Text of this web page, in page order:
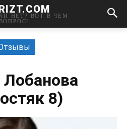
НЕТ? ВОТ В ЧЕМ
ВОПРОС!
8)